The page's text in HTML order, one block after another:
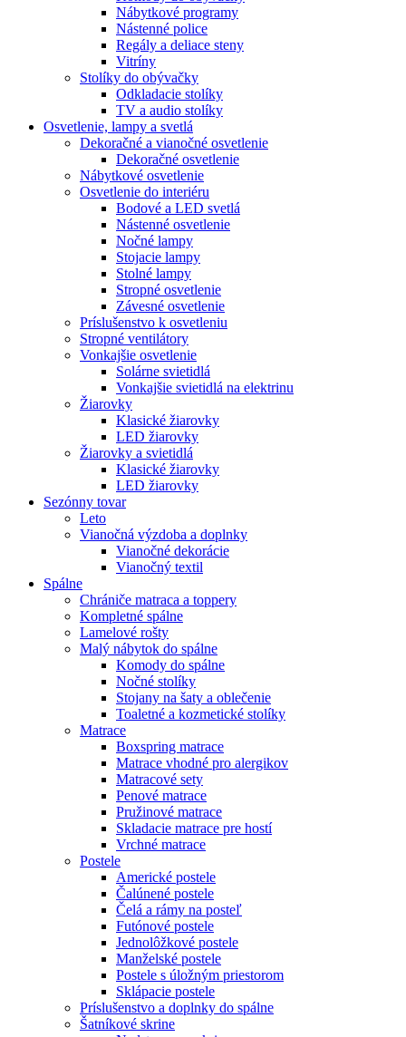
Nábytkové programy
Nástenné police
Regály a deliace steny
Vitríny
Stolíky do obývačky
Odkladacie stolíky
TV a audio stolíky
Osvetlenie, lampy a svetlá
Dekoračné a vianočné osvetlenie
Dekoračné osvetlenie
Nábytkové osvetlenie
Osvetlenie do interiéru
Bodové a LED svetlá
Nástenné osvetlenie
Nočné lampy
Stojacie lampy
Stolné lampy
Stropné osvetlenie
Závesné osvetlenie
Príslušenstvo k osvetleniu
Stropné ventilátory
Vonkajšie osvetlenie
Solárne svietidlá
Vonkajšie svietidlá na elektrinu
Žiarovky
Klasické žiarovky
LED žiarovky
Žiarovky a svietidlá
Klasické žiarovky
LED žiarovky
Sezónny tovar
Leto
Vianočná výzdoba a doplnky
Vianočné dekorácie
Vianočný textil
Spálne
Chrániče matraca a toppery
Kompletné spálne
Lamelové rošty
Malý nábytok do spálne
Komody do spálne
Nočné stolíky
Stojany na šaty a oblečenie
Toaletné a kozmetické stolíky
Matrace
Boxspring matrace
Matrace vhodné pro alergikov
Matracové sety
Penové matrace
Pružinové matrace
Skladacie matrace pre hostí
Vrchné matrace
Postele
Americké postele
Čalúnené postele
Čelá a rámy na posteľ
Futónové postele
Jednolôžkové postele
Manželské postele
Postele s úložným priestorom
Sklápacie postele
Príslušenstvo a doplnky do spálne
Šatníkové skrine